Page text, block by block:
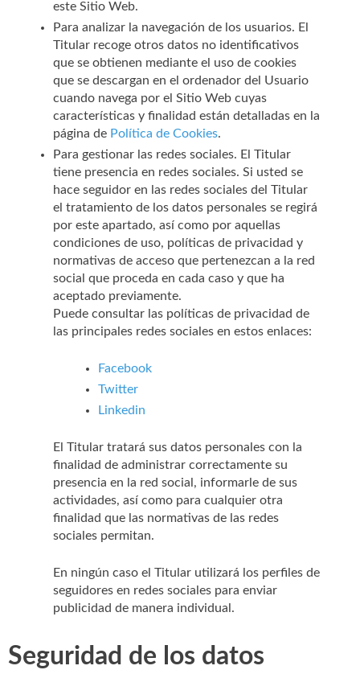
este Sitio Web.
Para analizar la navegación de los usuarios. El
Titular recoge otros datos no identificativos
que se obtienen mediante el uso de cookies
que se descargan en el ordenador del Usuario
cuando navega por el Sitio Web cuyas
características y finalidad están detalladas en la
página de Política de Cookies.
Para gestionar las redes sociales. El Titular
tiene presencia en redes sociales. Si usted se
hace seguidor en las redes sociales del Titular
el tratamiento de los datos personales se regirá
por este apartado, así como por aquellas
condiciones de uso, políticas de privacidad y
normativas de acceso que pertenezcan a la red
social que proceda en cada caso y que ha
aceptado previamente.
Puede consultar las políticas de privacidad de
las principales redes sociales en estos enlaces:
Facebook
Twitter
Linkedin
El Titular tratará sus datos personales con la
finalidad de administrar correctamente su
presencia en la red social, informarle de sus
actividades, así como para cualquier otra
finalidad que las normativas de las redes
sociales permitan.
En ningún caso el Titular utilizará los perfiles de
seguidores en redes sociales para enviar
publicidad de manera individual.
Seguridad de los datos